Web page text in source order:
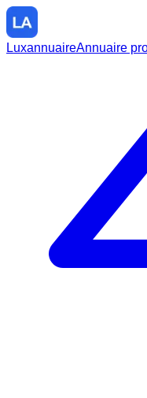
LuxannuaireAnnuaire